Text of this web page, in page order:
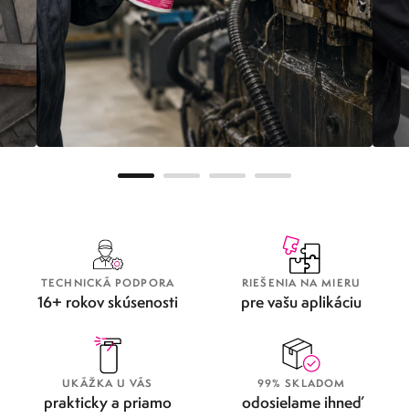
TECHNICKÁ PODPORA
16+ rokov skúsenosti
RIEŠENIA NA MIERU
pre vašu aplikáciu
UKÁŽKA U VÁS
prakticky a priamo
99% SKLADOM
odosielame ihneď